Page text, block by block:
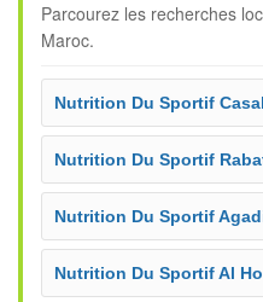
Parcourez les recherches
Maroc.
Nutrition Du Sportif
Nutrition Du Sportif
Nutrition Du Sportif
Nutrition Du Sportif Al